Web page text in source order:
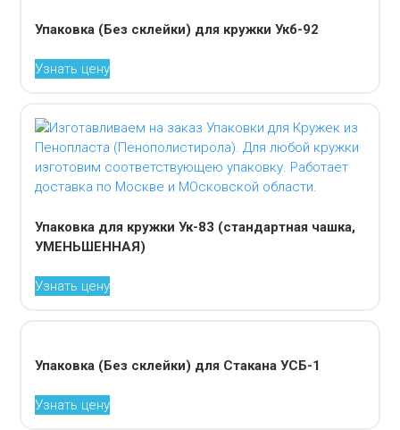
Упаковка (Без склейки) для кружки Укб-92
Узнать цену
Упаковка для кружки Ук-83 (стандартная чашка,
УМЕНЬШЕННАЯ)
Узнать цену
Упаковка (Без склейки) для Стакана УСБ-1
Узнать цену